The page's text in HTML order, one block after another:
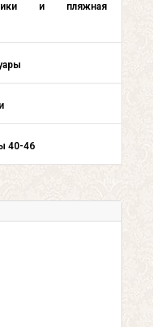
и пляжная
40-46